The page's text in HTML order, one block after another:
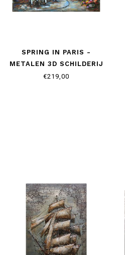
SPRING IN PARIS -
METALEN 3D SCHILDERIJ
€219,00